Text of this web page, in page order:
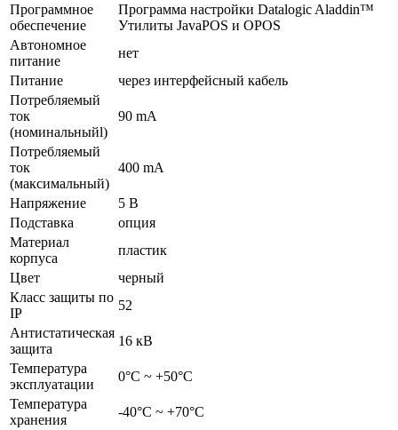
Программное
обеспечение
Программа настройки Datalogic Aladdin™
Утилиты JavaPOS и OPOS
Автономное
питание
нет
Питание
через интерфейсный кабель
Потребляемый
ток
(номинальныйl)
90 mA
Потребляемый
ток
(максимальный)
400 mA
Напряжение
5 В
Подставка
опция
Материал
корпуса
пластик
Цвет
черный
Класс защиты по
IP
52
Антистатическая
защита
16 кВ
Температура
эксплуатации
0°C ~ +50°C
Температура
хранения
-40°C ~ +70°C